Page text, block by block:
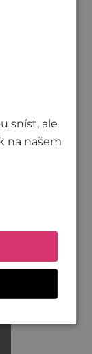
sníst, ale
na našem